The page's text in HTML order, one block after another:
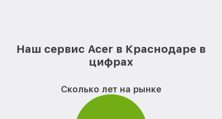
Наш сервис Acer в Краснодаре в
цифрах
Сколько лет на рынке